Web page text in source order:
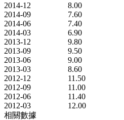
2014-12
8.00
2014-09
7.60
2014-06
7.40
2014-03
6.90
2013-12
9.80
2013-09
9.50
2013-06
9.00
2013-03
8.60
2012-12
11.50
2012-09
11.00
2012-06
11.40
2012-03
12.00
相關數據